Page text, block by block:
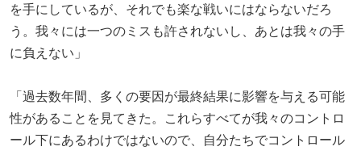
を手にしているが、それでも楽な戦いにはならないだろ
う。我々には一つのミスも許されないし、あとは我々の手
に負えない」
「過去数年間、多くの要因が最終結果に影響を与える可能
性があることを見てきた。これらすべてが我々のコントロ
ール下にあるわけではないので、自分たちでコントロール